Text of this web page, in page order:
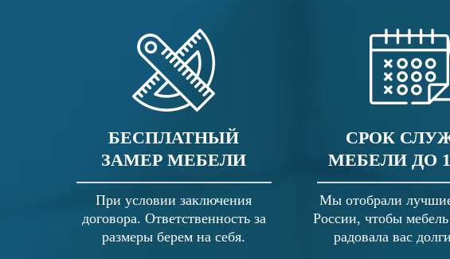
БЕСПЛАТНЫЙ
ЗАМЕР МЕБЕЛИ
При условии заключения
договора. Ответственность за
размеры берем на себя.
СРОК
МЕБЕЛИ ДО
Мы отобрали
России, чтобы
радовала вас